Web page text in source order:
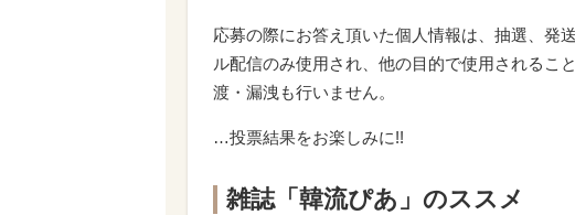
応募の際にお答え頂いた個人情報は、抽選、発
ル配信のみ使用され、他の目的で使用されるこ
渡・漏洩も行いません。
…投票結果をお楽しみに!!
雑誌「韓流ぴあ」のススメ